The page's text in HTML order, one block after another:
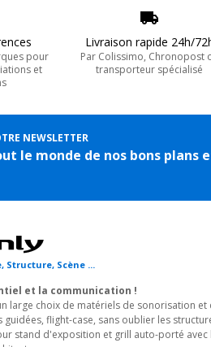
pour
et
Livraison rapide 24h/
Par Colissimo, Chronopost
transporteur spécialisé
NEWSLETTER
le monde de nos bons plans
Structure, Scène ...
et la communication !
large choix de matériels de sonorisation et
flight-case, sans oublier les
stand d'exposition et grill auto-porté avec